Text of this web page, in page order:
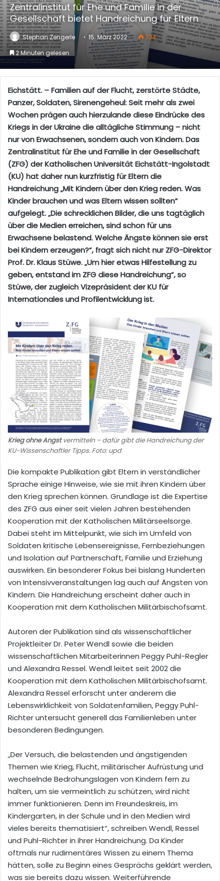
Zentralinstitut für Ehe und Familie in der
Gesellschaft bietet Handreichung für Eltern
Stephan Zengerle 15. März 2022
734
2 Minuten gelesen
Eichstätt. – Familien auf der Flucht, zerstörte Städte,
Panzer, Soldaten, Sirenengeheul: Seit mehr als zwei
Wochen prägen auch hierzulande diese Eindrücke des
Kriegs in der Ukraine die alltägliche Stimmung – nicht
nur von Erwachsenen, sondern auch von Kindern. Das
Zentralinstitut für Ehe und Familie in der Gesellschaft
(ZFG) der Katholischen Universität Eichstätt-Ingolstadt
(KU) hat daher nun kurzfristig für Eltern die
Handreichung „Mit Kindern über den Krieg reden. Was
Kinder brauchen und was Eltern wissen sollten“
aufgelegt. „Die schrecklichen Bilder, die uns tagtäglich
über die Medien erreichen, sind schon für uns
Erwachsene belastend. Welche Ängste können sie erst
bei Kindern erzeugen?“, fragt sich nicht nur ZFG-Direktor
Prof. Dr. Klaus Stüwe. „Um hier etwas Hilfestellung zu
geben, entstand im ZFG diese Handreichung“, so
Stüwe, der zugleich Vizepräsident der KU für
Internationales und Profilentwicklung ist.
Krieg ohne Angstvermitteln – dafür gibt die Handreichung der
KU-Wissenschaftler Tipps. Foto: upd
Die kompakte Publikation gibt Eltern in verständlicher
Sprache einige Hinweise, wie sie mit ihren Kindern über
den Krieg sprechen können. Grundlage ist die Expertise
des ZFG aus einer seit vielen Jahren bestehenden
Kooperation mit der Katholischen Militärseelsorge.
Dabei steht im Mittelpunkt, wie sich im Umfeld von
Soldaten kritische Lebensereignisse, Fernbeziehungen
und Isolation auf Partnerschaft, Familie und Erziehung
auswirken. Ein besonderer Fokus bei bislang Hunderten
von Intensivveranstaltungen lag auch auf Ängsten von
Kindern. Die Handreichung erscheint daher auch in
Kooperation mit dem Katholischen Militärbischofsamt.
Autoren der Publikation sind als wissenschaftlicher
Projektleiter Dr. Peter Wendl sowie die beiden
wissenschaftlichen Mitarbeiterinnen Peggy Puhl-Regler
und Alexandra Ressel. Wendl leitet seit 2002 die
Kooperation mit dem Katholischen Militärbischofsamt.
Alexandra Ressel erforscht unter anderem die
Lebenswirklichkeit von Soldatenfamilien, Peggy Puhl-
Richter untersucht generell das Familienleben unter
besonderen Bedingungen.
„Der Versuch, die belastenden und ängsti­genden
Themen wie Krieg, Flucht, mi­litärischer Aufrüstung und
wech­selnde Bedrohungslagen von Kindern fern zu
halten, um sie vermeintlich zu schützen, wird nicht
immer funktionieren. Denn im Freun­deskreis, im
Kindergar­ten, in der Schule und in den Medien wird
vieles bereits thematisiert“, schreiben Wendl, Ressel
und Puhl-Richter in ihrer Handreichung. Da Kinder
oftmals nur rudimentäres Wissen zu einem Thema
hätten, solle zu Beginn eines Gesprächs geklärt werden,
was sie bereits dazu wissen. Weiterführende